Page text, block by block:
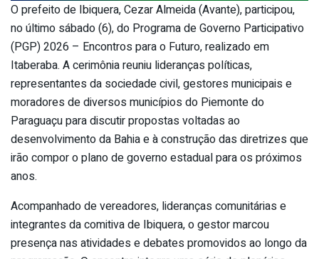
O prefeito de Ibiquera, Cezar Almeida (Avante), participou,
no último sábado (6), do Programa de Governo Participativo
(PGP) 2026 – Encontros para o Futuro, realizado em
Itaberaba. A cerimônia reuniu lideranças políticas,
representantes da sociedade civil, gestores municipais e
moradores de diversos municípios do Piemonte do
Paraguaçu para discutir propostas voltadas ao
desenvolvimento da Bahia e à construção das diretrizes que
irão compor o plano de governo estadual para os próximos
anos.
Acompanhado de vereadores, lideranças comunitárias e
integrantes da comitiva de Ibiquera, o gestor marcou
presença nas atividades e debates promovidos ao longo da